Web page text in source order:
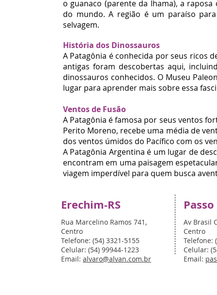
o guanaco (parente da lhama), a
do mundo. A região é um paraíso
selvagem.
História dos Dinossauros
A Patagônia é conhecida por seus ricos
antigas foram descobertas aqui,
dinossauros conhecidos. O Museu
lugar para aprender mais sobre essa
Ventos de Fusão
A Patagônia é famosa por seus ventos
Perito Moreno, recebe uma média de
dos ventos úmidos do Pacífico com os
A Patagônia Argentina é um lugar de
encontram em uma paisagem
viagem imperdível para quem busca
Erechim-RS
Rua Marcelino Ramos 741,
Centro
Telefone: (54) 3321-5155
Celular: (54) 99944-1223
Email: alvaro@alvan.com.br
Av Brasil
Centro
Telefone:
Celular:
Email: